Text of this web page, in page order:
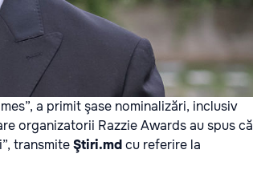
a primit şase nominalizări, inclusiv
organizatorii Razzie Awards au spus că
transmiteŞtiri.mdcu referire la